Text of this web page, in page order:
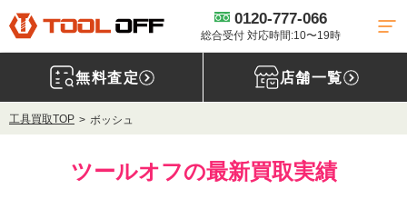
0120-777-066
総合受付 対応時間:10〜19時
無料査定 店舗一覧
工具買取TOP ボッシュ
ツールオフの最新買取実績